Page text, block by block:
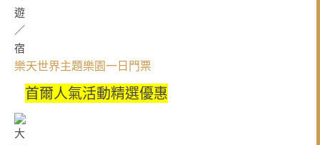
樂天世界主題樂園一日門票
首爾人氣活動精選優惠